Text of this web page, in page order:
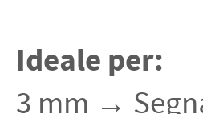
Ideale per:
3 mm →